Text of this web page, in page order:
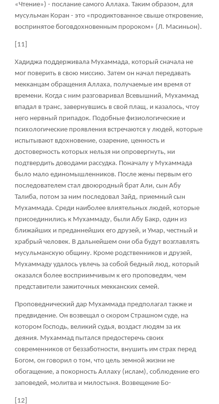
«Чтение») - послание самого Аллаха. Таким образом, для
мусульман Коран - это «продиктованное свыше откровение,
воспринятое боговдохновенным пророком» (Л. Масиньон).
[11]
Хадиджа поддерживала Мухаммада, который сначала не
мог поверить в свою миссию. Затем он начал передавать
мекканцам обращения Аллаха, получаемые им время от
времени. Когда с ним разговаривал Всевышний, Мухаммад
впадал в транс, завернувшись в свой плащ, и казалось, чтоу
него нервный припадок. Подобные физиологические и
психологические проявления встречаются у людей, которые
испытывают вдохновение, озарение, ценность и
достоверность которых нельзя ни опровергнуть, ни
подтвердить доводами рассудка. Поначалу у Мухаммада
было мало единомышленников. После жены первым его
последователем стал двоюродный брат Али, сын Абу
Талиба, потом за ним последовал Зайд, приемный сын
Мухаммада. Среди наиболее влиятельных людей, которые
присоединились к Мухаммаду, были Абу Бакр, один из
ближайших и преданнейших его друзей, и Умар, честный и
храбрый человек. В дальнейшем они оба будут возглавлять
мусульманскую общину. Кроме родственников и друзей,
Мухаммаду удалось увлечь за собой бедный люд, который
оказался более восприимчивым к его проповедям, чем
представители зажиточных мекканских семей.
Проповеднический дар Мухаммада предполагал также и
предвидение. Он возвещал о скором Страшном суде, на
котором Господь, великий судья, воздаст людям за их
деяния. Мухаммад пытался предостеречь своих
современников от беззаботности, внушить им страх перед
Богом, он говорил о том, что цель земной жизни не
обогащение, а покорность Аллаху (ислам), соблюдение его
заповедей, молитва и милостыня. Возвещение Бо-
[12]